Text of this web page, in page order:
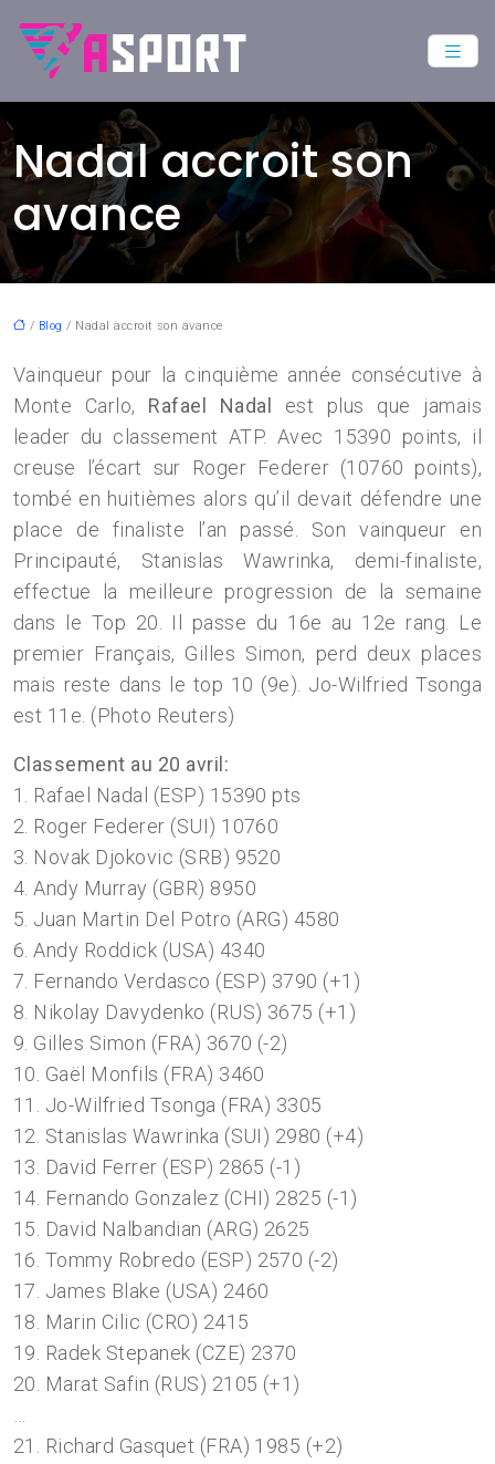
Nadal accroit son
avance
/ Blog / Nadal accroit son avance
Vainqueur pour la cinquième année consécutive à
Monte Carlo, Rafael Nadal
est plus que jamais
leader du classement ATP. Avec 15390 points, il
creuse l’écart sur Roger Federer (10760 points),
tombé en huitièmes alors qu’il devait défendre une
place de finaliste l’an passé. Son vainqueur en
Principauté, Stanislas Wawrinka, demi-finaliste,
effectue la meilleure progression de la semaine
dans le Top 20. Il passe du 16e au 12e rang. Le
premier Français, Gilles Simon, perd deux places
mais reste dans le top 10 (9e). Jo-Wilfried Tsonga
est 11e. (Photo Reuters)
Classement au 20 avril:
1. Rafael Nadal (ESP) 15390 pts
2. Roger Federer (SUI) 10760
3. Novak Djokovic (SRB) 9520
4. Andy Murray (GBR) 8950
5. Juan Martin Del Potro (ARG) 4580
6. Andy Roddick (USA) 4340
7. Fernando Verdasco (ESP) 3790 (+1)
8. Nikolay Davydenko (RUS) 3675 (+1)
9. Gilles Simon (FRA) 3670 (-2)
10. Gaël Monfils (FRA) 3460
11. Jo-Wilfried Tsonga (FRA) 3305
12. Stanislas Wawrinka (SUI) 2980 (+4)
13. David Ferrer (ESP) 2865 (-1)
14. Fernando Gonzalez (CHI) 2825 (-1)
15. David Nalbandian (ARG) 2625
16. Tommy Robredo (ESP) 2570 (-2)
17. James Blake (USA) 2460
18. Marin Cilic (CRO) 2415
19. Radek Stepanek (CZE) 2370
20. Marat Safin (RUS) 2105 (+1)
21. Richard Gasquet (FRA) 1985 (+2)